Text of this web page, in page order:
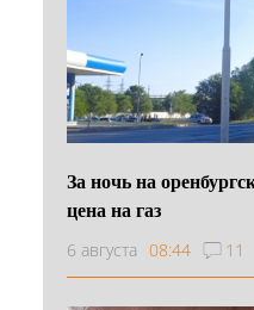
За ночь на
цена на газ
6 августа 08:44 11